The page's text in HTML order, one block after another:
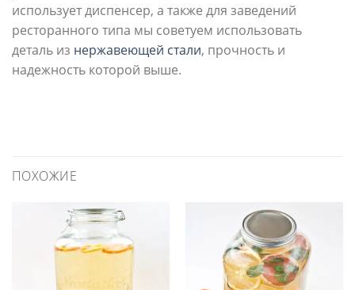
использует диспенсер, а также для заведений
ресторанного типа мы советуем использовать
деталь из нержавеющей стали, прочность и
надежность которой выше.
ПОХОЖИЕ